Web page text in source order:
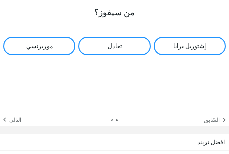
من سيفوز؟
إشتوريل برايا تعادل موريرنسي
السّابق التالي
افضل تريند